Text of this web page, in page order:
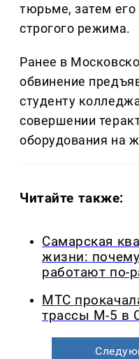
тюрьме, затем
строгого режима.
Ранее в
обвинение
студенту
совершении
оборудования на
Читайте также:
Самарская
жизни:
работают по-
МТС
трассы М-5 в